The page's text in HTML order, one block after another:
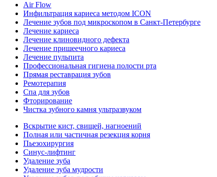
Air Flow
Инфильтрация кариеса методом ICON
Лечение зубов под микроскопом в Санкт-Петербурге
Лечение кариеса
Лечение клиновидного дефекта
Лечение пришеечного кариеса
Лечение пульпита
Профессиональная гигиена полости рта
Прямая реставрация зубов
Ремотерапия
Спа для зубов
Фторирование
Чистка зубного камня ультразвуком
Вскрытие кист, свищей, нагноений
Полная или частичная резекция корня
Пьезохирургия
Синус-лифтинг
Удаление зуба
Удаление зуба мудрости